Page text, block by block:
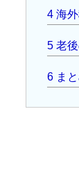
4海外
5老後
6まと